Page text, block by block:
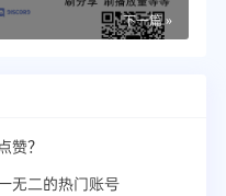
下一篇 »
赞？
无二的热门账号